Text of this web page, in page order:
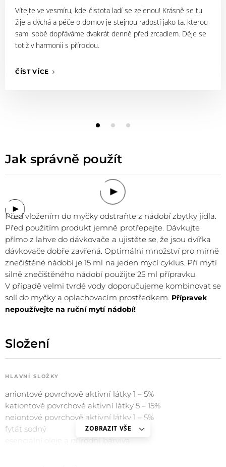
Vítejte ve vesmíru, kde čistota ladí se zelenou! Krásně se tu
žije a dýchá a péče o domov je stejnou radostí jako ta, kterou
sami sobě dopřáváme dvakrát denně před zrcadlem. Děje se
totiž v harmonii s přírodou.
ČÍST VÍCE
Jak správně použít
Před vložením do myčky odstraňte z nádobí zbytky jídla.
Před použitím produkt jemně protřepejte. Dávkujte
přímo z lahve do dávkovače a ujistěte se, že jsou dvířka
dávkovače dobře zavřená. Optimální množství pro mírně
znečištěné nádobí je 15 ml na jeden mycí cyklus. Při mytí
silně znečištěného nádobí použijte 25 ml přípravku.
V případě velmi tvrdé vody doporučujeme kombinovat se
solí do myčky a oplachovacím prostředkem. Přípravek
nepoužívejte na ruční mytí nádobí!
Složení
HLAVNÍ SLOŽKY
aniontové povrchově aktivní látky 1 – 5%
kationtové povrchově aktivní látky 5 – 15%
neiontové povrchově aktivní látky 1 – 5%
fytát sodný
esenciální oleje a přírodní barviva
ZOBRAZIT VŠE